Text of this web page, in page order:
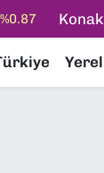
%0.18
%0.38
Konak
Yerel